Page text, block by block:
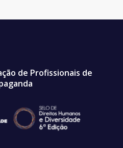
de Profissionais de